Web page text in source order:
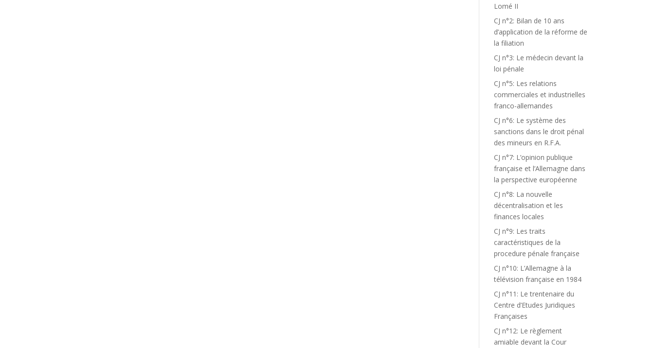
Lomé II
CJ n°2: Bilan de 10 ans
d’application de la réforme de
la filiation
CJ n°3: Le médecin devant la
loi pénale
CJ n°5: Les relations
commerciales et industrielles
franco-allemandes
CJ n°6: Le système des
sanctions dans le droit pénal
des mineurs en R.F.A.
CJ n°7: L’opinion publique
française et l’Allemagne dans
la perspective européenne
CJ n°8: La nouvelle
décentralisation et les
finances locales
CJ n°9: Les traits
caractéristiques de la
procedure pénale française
CJ n°10: L’Allemagne à la
télévision française en 1984
CJ n°11: Le trentenaire du
Centre d’Etudes Juridiques
Françaises
CJ n°12: Le règlement
amiable devant la Cour